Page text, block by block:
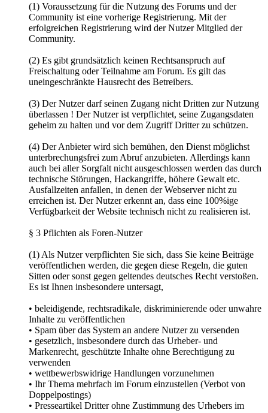
(1) Voraussetzung für die Nutzung des Forums und der
Community ist eine vorherige Registrierung. Mit der
erfolgreichen Registrierung wird der Nutzer Mitglied der
Community.
(2) Es gibt grundsätzlich keinen Rechtsanspruch auf
Freischaltung oder Teilnahme am Forum. Es gilt das
uneingeschränkte Hausrecht des Betreibers.
(3) Der Nutzer darf seinen Zugang nicht Dritten zur Nutzung
überlassen ! Der Nutzer ist verpflichtet, seine Zugangsdaten
geheim zu halten und vor dem Zugriff Dritter zu schützen.
(4) Der Anbieter wird sich bemühen, den Dienst möglichst
unterbrechungsfrei zum Abruf anzubieten. Allerdings kann
auch bei aller Sorgfalt nicht ausgeschlossen werden das durch
technische Störungen, Hackangriffe, höhere Gewalt etc.
Ausfallzeiten anfallen, in denen der Webserver nicht zu
erreichen ist. Der Nutzer erkennt an, dass eine 100%ige
Verfügbarkeit der Website technisch nicht zu realisieren ist.
§ 3 Pflichten als Foren-Nutzer
(1) Als Nutzer verpflichten Sie sich, dass Sie keine Beiträge
veröffentlichen werden, die gegen diese Regeln, die guten
Sitten oder sonst gegen geltendes deutsches Recht verstoßen.
Es ist Ihnen insbesondere untersagt,
• beleidigende, rechtsradikale, diskriminierende oder unwahre
Inhalte zu veröffentlichen
• Spam über das System an andere Nutzer zu versenden
• gesetzlich, insbesondere durch das Urheber- und
Markenrecht, geschützte Inhalte ohne Berechtigung zu
verwenden
• wettbewerbswidrige Handlungen vorzunehmen
• Ihr Thema mehrfach im Forum einzustellen (Verbot von
Doppelpostings)
• Presseartikel Dritter ohne Zustimmung des Urhebers im